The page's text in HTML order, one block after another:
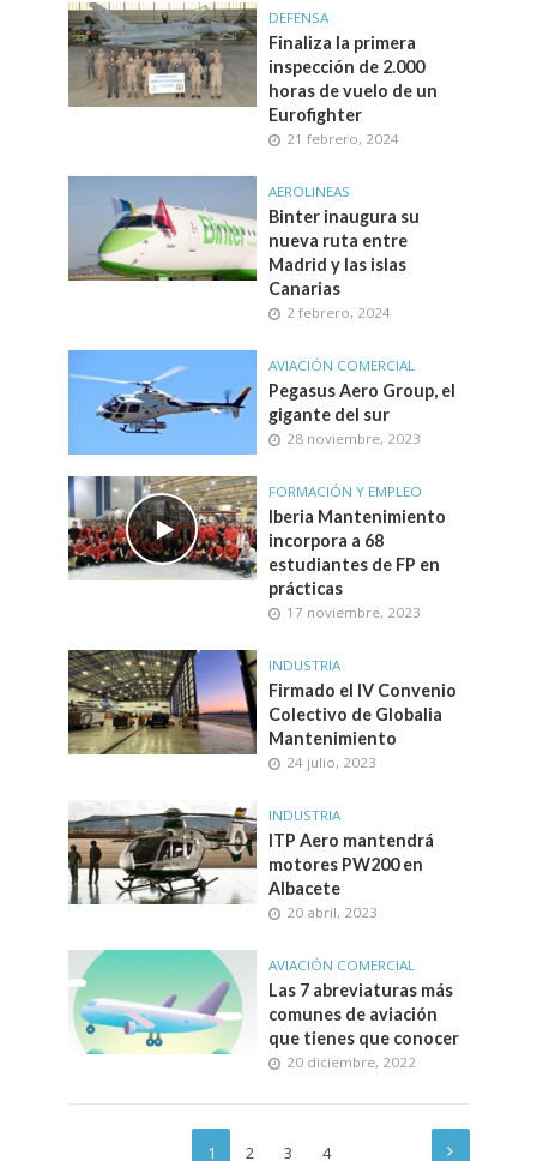
DEFENSA
Finaliza la primera
inspección de 2.000
horas de vuelo de un
Eurofighter
21 febrero, 2024
AEROLINEAS
Binter inaugura su
nueva ruta entre
Madrid y las islas
Canarias
2 febrero, 2024
AVIACIÓN COMERCIAL
Pegasus Aero Group, el
gigante del sur
28 noviembre, 2023
FORMACIÓN Y EMPLEO
Iberia Mantenimiento
incorpora a 68
estudiantes de FP en
prácticas
17 noviembre, 2023
INDUSTRIA
Firmado el IV Convenio
Colectivo de Globalia
Mantenimiento
24 julio, 2023
INDUSTRIA
ITP Aero mantendrá
motores PW200 en
Albacete
20 abril, 2023
AVIACIÓN COMERCIAL
Las 7 abreviaturas más
comunes de aviación
que tienes que conocer
20 diciembre, 2022
1 2 3 4